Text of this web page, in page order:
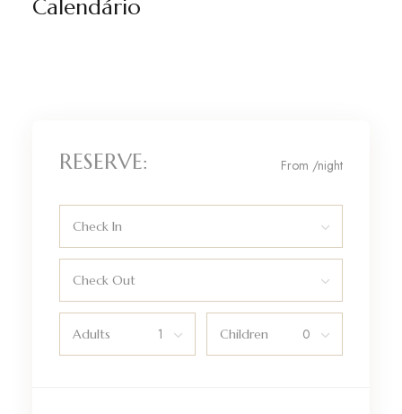
Calendário
RESERVE: From /night
Check In
Check Out
Adults Children